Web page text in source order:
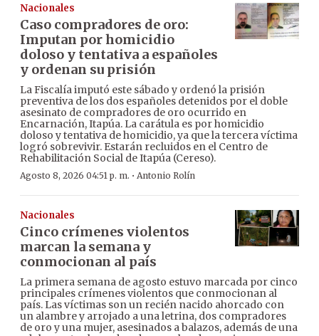
Nacionales
Caso compradores de oro:
Imputan por homicidio
doloso y tentativa a españoles
y ordenan su prisión
La Fiscalía imputó este sábado y ordenó la prisión
preventiva de los dos españoles detenidos por el doble
asesinato de compradores de oro ocurrido en
Encarnación, Itapúa. La carátula es por homicidio
doloso y tentativa de homicidio, ya que la tercera víctima
logró sobrevivir. Estarán recluidos en el Centro de
Rehabilitación Social de Itapúa (Cereso).
Agosto 8, 2026 04:51 p. m. · Antonio Rolín
Nacionales
Cinco crímenes violentos
marcan la semana y
conmocionan al país
La primera semana de agosto estuvo marcada por cinco
principales crímenes violentos que conmocionan al
país. Las víctimas son un recién nacido ahorcado con
un alambre y arrojado a una letrina, dos compradores
de oro y una mujer, asesinados a balazos, además de una